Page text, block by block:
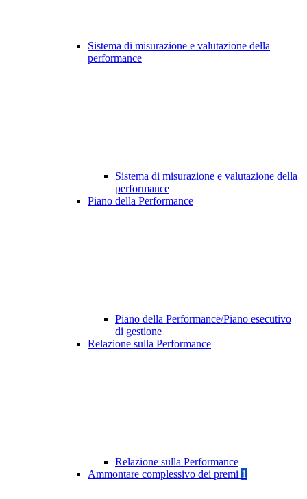
Sistema di misurazione e valutazione della
performance
Sistema di misurazione e valutazione della
performance
Piano della Performance
Piano della Performance/Piano esecutivo
di gestione
Relazione sulla Performance
Relazione sulla Performance
Ammontare complessivo dei premi 1